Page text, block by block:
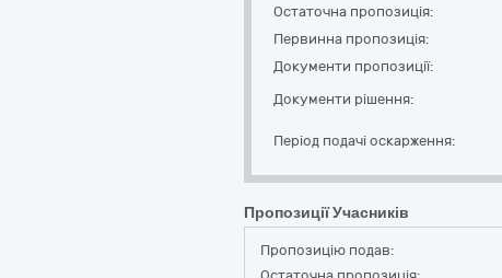
Остаточна пропозиція:
Первинна пропозиція:
Документи пропозиції:
Документи рішення:
Період подачі оскарження:
Пропозиції Учасників
Пропозицію подав: